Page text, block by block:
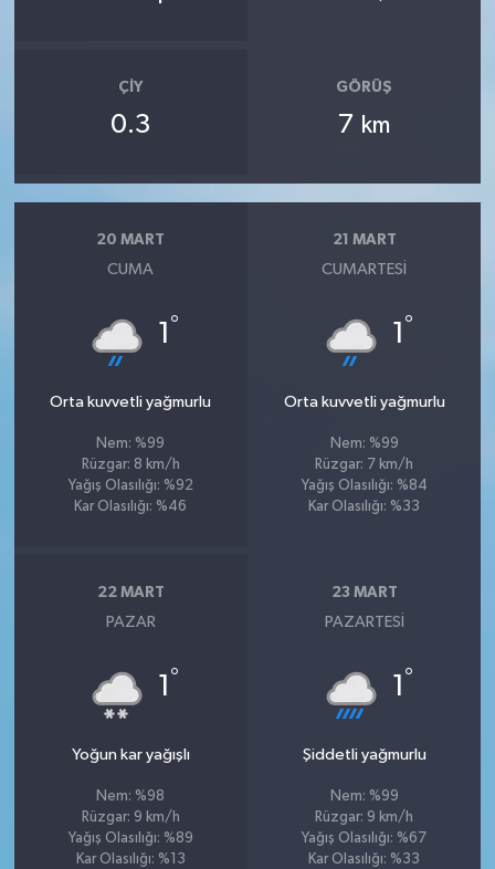
ÇIY
0.3
GÖRÜŞ
7 km
20 MART
CUMA
1 °
Orta kuvvetli yağmurlu
Nem: %99
Rüzgar: 8 km/h
Yağış Olasılığı: %92
Kar Olasılığı: %46
21 MART
CUMARTESI
1 °
Orta kuvvetli yağmurlu
Nem: %99
Rüzgar: 7 km/h
Yağış Olasılığı: %84
Kar Olasılığı: %33
22 MART
PAZAR
1 °
Yoğun kar yağışlı
Nem: %98
Rüzgar: 9 km/h
Yağış Olasılığı: %89
Kar Olasılığı: %13
23 MART
PAZARTESI
1 °
Şiddetli yağmurlu
Nem: %99
Rüzgar: 9 km/h
Yağış Olasılığı: %67
Kar Olasılığı: %33